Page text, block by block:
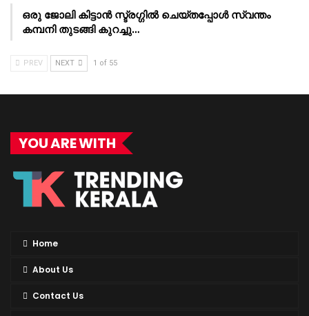
ഒരു ജോലി കിട്ടാൻ സ്ട്രഗ്ഗിൽ ചെയ്തപ്പോൾ സ്വന്തം
കമ്പനി തുടങ്ങി കുറച്ചു…
PREV NEXT 1 of 55
YOU ARE WITH
Home
About Us
Contact Us